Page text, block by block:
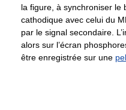
la figure, à synchroniser le
cathodique avec celui du
par le signal secondaire.
alors sur l’écran
être enregistrée sur une